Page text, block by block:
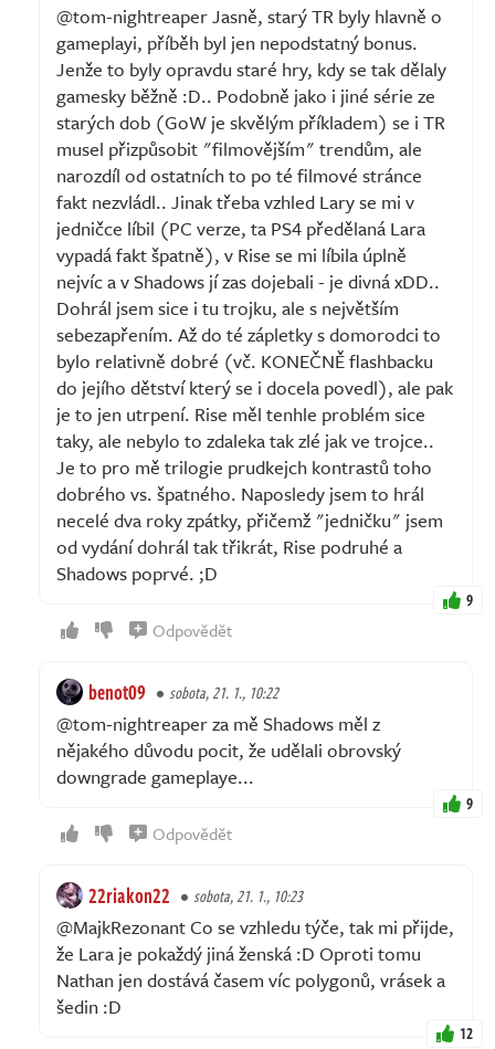
@tom-nightreaper Jasně, starý TR byly hlavně o
gameplayi, příběh byl jen nepodstatný bonus.
Jenže to byly opravdu staré hry, kdy se tak dělaly
gamesky běžně :D.. Podobně jako i jiné série ze
starých dob (GoW je skvělým příkladem) se i TR
musel přizpůsobit "filmovějším" trendům, ale
narozdíl od ostatních to po té filmové stránce
fakt nezvládl.. Jinak třeba vzhled Lary se mi v
jedničce líbil (PC verze, ta PS4 předělaná Lara
vypadá fakt špatně), v Rise se mi líbila úplně
nejvíc a v Shadows jí zas dojebali - je divná xDD..
Dohrál jsem sice i tu trojku, ale s největším
sebezapřením. Až do té zápletky s domorodci to
bylo relativně dobré (vč. KONEČNĚ flashbacku
do jejího dětství který se i docela povedl), ale pak
je to jen utrpení. Rise měl tenhle problém sice
taky, ale nebylo to zdaleka tak zlé jak ve trojce..
Je to pro mě trilogie prudkejch kontrastů toho
dobrého vs. špatného. Naposledy jsem to hrál
necelé dva roky zpátky, přičemž "jedničku" jsem
od vydání dohrál tak třikrát, Rise podruhé a
Shadows poprvé. ;D
9
Odpovědět
benot09 sobota, 21. 1., 10:22
@tom-nightreaper za mě Shadows měl z
nějakého důvodu pocit, že udělali obrovský
downgrade gameplaye...
9
Odpovědět
22riakon22 sobota, 21. 1., 10:23
@MajkRezonant Co se vzhledu týče, tak mi přijde,
že Lara je pokaždý jiná ženská :D Oproti tomu
Nathan jen dostává časem víc polygonů, vrásek a
šedin :D
12